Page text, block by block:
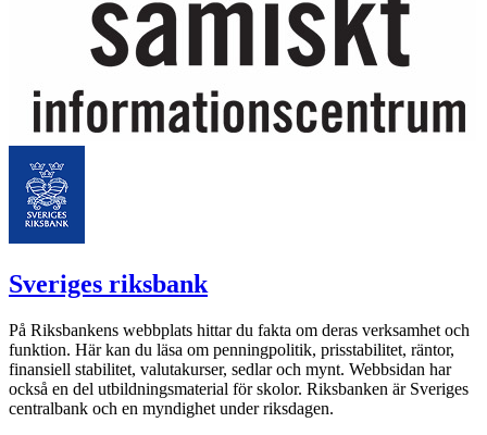
Sveriges riksbank
På Riksbankens webbplats hittar du fakta om deras verksamhet och
funktion. Här kan du läsa om penningpolitik, prisstabilitet, räntor,
finansiell stabilitet, valutakurser, sedlar och mynt. Webbsidan har
också en del utbildningsmaterial för skolor. Riksbanken är Sveriges
centralbank och en myndighet under riksdagen.